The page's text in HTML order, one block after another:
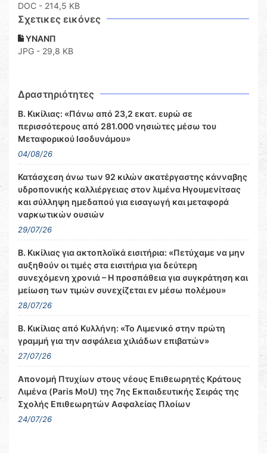
DOC - 214,5 KB
Σχετικες εικόνες
ΥΝΑΝΠ
JPG - 29,8 KB
Δραστηριότητες
Β. Κικίλιας: «Πάνω από 23,2 εκατ. ευρώ σε
περισσότερους από 281.000 νησιώτες μέσω του
Μεταφορικού Ισοδυνάμου»
04/08/26
Κατάσχεση άνω των 92 κιλών ακατέργαστης κάνναβης
υδροπονικής καλλιέργειας στον λιμένα Ηγουμενίτσας
και σύλληψη ημεδαπού για εισαγωγή και μεταφορά
ναρκωτικών ουσιών
29/07/26
Β. Κικίλιας για ακτοπλοϊκά εισιτήρια: «Πετύχαμε να μην
αυξηθούν οι τιμές στα εισιτήρια για δεύτερη
συνεχόμενη χρονιά – Η προσπάθεια για συγκράτηση και
μείωση των τιμών συνεχίζεται εν μέσω πολέμου»
28/07/26
Β. Κικίλιας από Κυλλήνη: «Το Λιμενικό στην πρώτη
γραμμή για την ασφάλεια χιλιάδων επιβατών»
27/07/26
Απονομή Πτυχίων στους νέους Επιθεωρητές Κράτους
Λιμένα (Paris MoU) της 7ης Εκπαιδευτικής Σειράς της
Σχολής Επιθεωρητών Ασφαλείας Πλοίων
24/07/26